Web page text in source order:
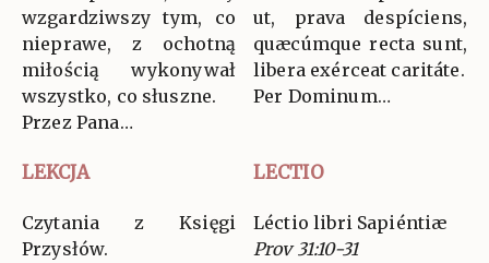
wzgardziwszy tym, co
nieprawe, z ochotną
miłością wykonywał
wszystko, co słuszne.
Przez Pana…
ut, prava despíciens,
quæcúmque recta sunt,
libera exérceat caritáte.
Per Dominum…
LEKCJA LECTIO
Czytania z Księgi
Przysłów.
Léctio libri Sapiéntiæ
Prov 31:10-31